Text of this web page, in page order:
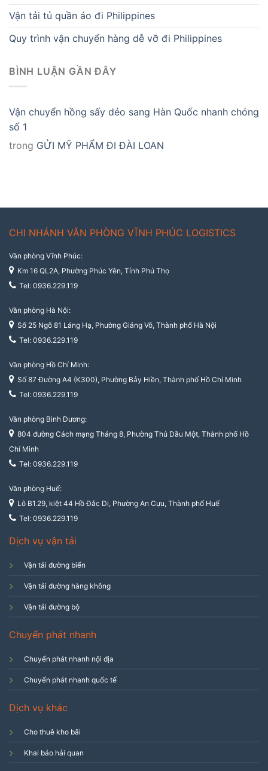
Vận tải tủ quần áo đi Philippines
Quy trình vận chuyển hàng dễ vỡ đi Philippines
BÌNH LUẬN GẦN ĐÂY
Vận chuyển hồng sấy dẻo sang Hàn Quốc nhanh chóng
số 1
trong GỬI MỸ PHẨM ĐI ĐÀI LOAN
CHI NHÁNH VĂN PHÒNG VĨNH PHÚC LOGISTICS
Văn phòng Vĩnh Phúc:
Km 16 QL2A, Phường Phúc Yên, Tỉnh Phú Thọ
Tel: 0936.229.119
Văn phòng Hà Nội:
Số 25 Ngõ 81 Láng Hạ, Phường Giảng Võ, Thành phố Hà Nội
Tel: 0936.229.119
Văn phòng Hồ Chí Minh:
Số 87 Đường A4 (K300), Phường Bảy Hiền, Thành phố Hồ Chí Minh
Tel: 0936.229.119
Văn phòng Bình Dương:
804 đường Cách mạng Tháng 8, Phường Thủ Dầu Một, Thành phố Hồ
Chí Minh
Tel: 0936.229.119
Văn phòng Huế:
Lô B1.29, kiệt 44 Hồ Đắc Di, Phường An Cựu, Thành phố Huế
Tel: 0936.229.119
Dịch vụ vận tải
Vận tải đường biển
Vận tải đường hàng không
Vận tải đường bộ
Chuyển phát nhanh
Chuyển phát nhanh nội địa
Chuyển phát nhanh quốc tế
Dịch vụ khác
Cho thuê kho bãi
Khai báo hải quan